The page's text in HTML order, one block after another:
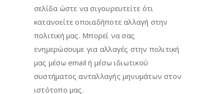
σελίδα ώστε να σιγουρευτείτε ότι
κατανοείτε οποιαδήποτε αλλαγή στην
πολιτική μας. Μπορεί να σας
ενημερώσουμε για αλλαγές στην πολιτική
μας μέσω email ή μέσω ιδιωτικού
συστήματος ανταλλαγής μηνυμάτων στον
ιστότοπο μας.